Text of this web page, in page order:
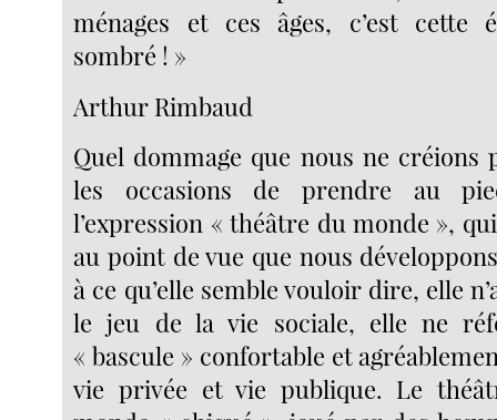
ménages et ces âges, c’est cette
sombré ! »
Arthur Rimbaud
Quel dommage que nous ne créions
les occasions de prendre au
l’expression « théâtre du monde »,
au point de vue que nous
à ce qu’elle semble vouloir dire, elle
le jeu de la vie sociale, elle ne
« bascule » confortable et
vie privée et vie publique. Le